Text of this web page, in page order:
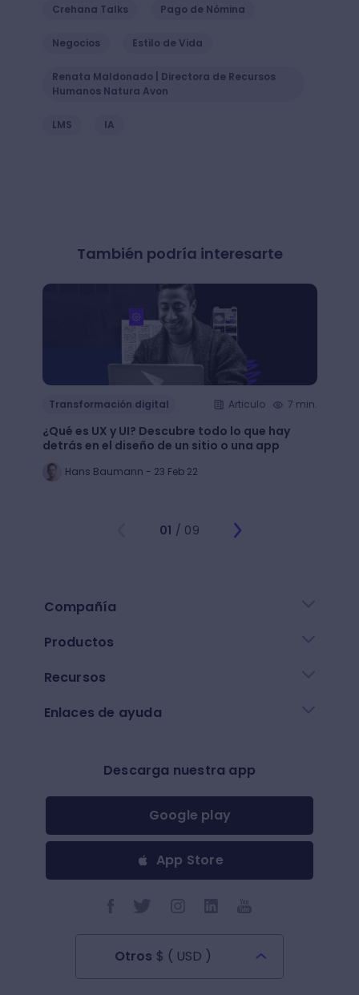
Crehana Talks Pago de Nómina
Negocios Estilo de Vida
Renata Maldonado | Directora de Recursos
Humanos Natura Avon
LMS IA
También podría interesarte
Transformación digital Articulo 7 min.
¿Qué es UX y UI? Descubre todo lo que hay
detrás en el diseño de un sitio o una app
Hans Baumann - 23 Feb 22
01 / 09
Compañía
Productos
Recursos
Enlaces de ayuda
Descarga nuestra app
Google play
App Store
Otros $ ( USD )